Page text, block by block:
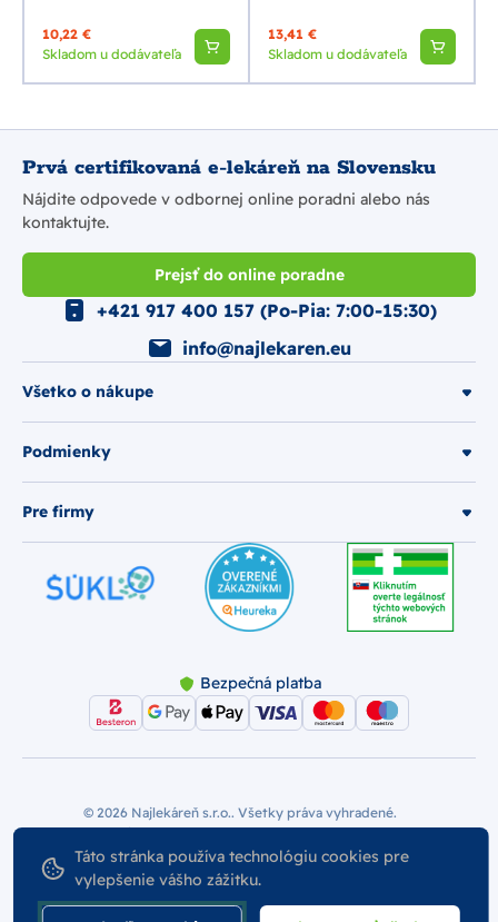
10,22 €
Skladom u dodávateľa
13,41 €
Skladom u dodávateľa
Prvá certifikovaná e-lekáreň na Slovensku
Nájdite odpovede v odbornej online poradni alebo nás
kontaktujte.
Prejsť do online poradne
Všetko o nákupe
Podmienky
Pre firmy
+421 917 400 157 (Po-Pia: 7:00-15:30)
info@najlekaren.eu
Bezpečná platba
© 2026 Najlekáreň s.r.o.. Všetky práva vyhradené.
Vytvoril
Nastavenie Cookies
Podmienky používania
Odstúpiť od zmluvy
Táto stránka používa technológiu cookies pre
vylepšenie vášho zážitku.